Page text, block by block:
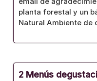
planta forestal y un
Natural Ambiente de
2 Menús